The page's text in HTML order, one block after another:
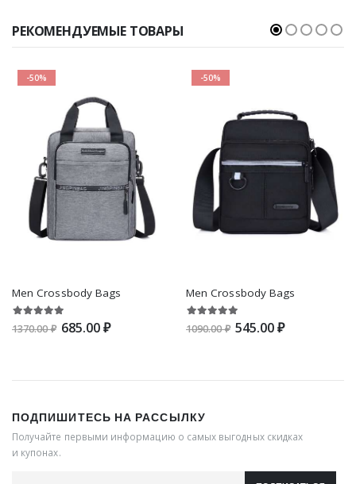
РЕКОМЕНДУЕМЫЕ ТОВАРЫ
-50%
Men Crossbody Bags
1370.00 ₽ 685.00 ₽
-50%
Men Crossbody Bags
1090.00 ₽ 545.00 ₽
ПОДПИШИТЕСЬ НА РАССЫЛКУ
Получайте первыми информацию о самых выгодных скидках
и купонах.